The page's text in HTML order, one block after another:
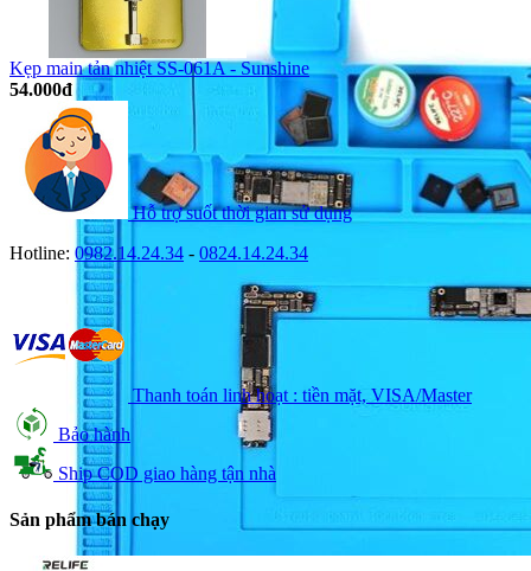
Kẹp main tản nhiệt SS-061A - Sunshine
54.000đ
Hỗ trợ suốt thời gian sử dụng
Hotline: 0982.14.24.34 - 0824.14.24.34
Thanh toán linh hoạt : tiền mặt, VISA/Master
Bảo hành
Ship COD giao hàng tận nhà
Sản phẩm bán chạy